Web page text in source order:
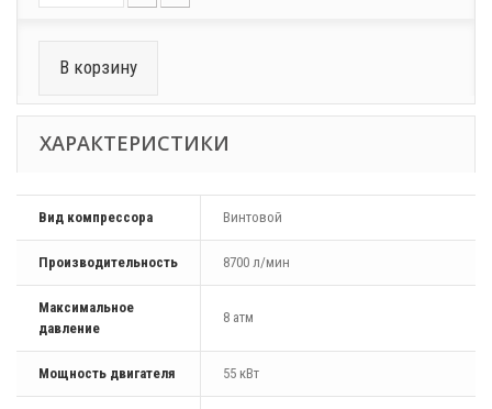
В корзину
ХАРАКТЕРИСТИКИ
Вид компрессора Винтовой
Производительность 8700 л/мин
Максимальное
давление
8 атм
Мощность двигателя 55 кВт